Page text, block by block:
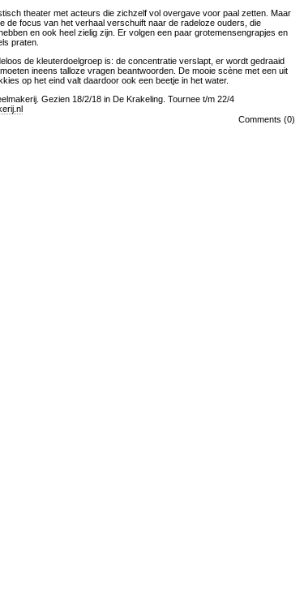
theater met acteurs die zichzelf vol overgave voor paal zetten. Maar
de focus van het verhaal verschuift naar de radeloze ouders, die
en ook heel zielig zijn. Er volgen een paar grotemensengrapjes en
praten.
de kleuterdoelgroep is: de concentratie verslapt, er wordt gedraaid
ineens talloze vragen beantwoorden. De mooie scène met een uit
op het eind valt daardoor ook een beetje in het water.
Gezien 18/2/18 in De Krakeling. Tournee t/m 22/4
Comments (0)